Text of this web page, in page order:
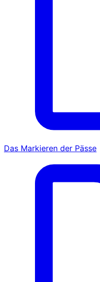
Das Markieren der Pässe